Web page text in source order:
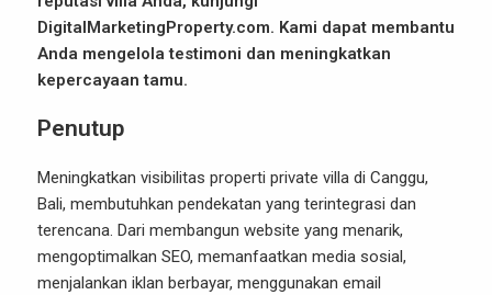
DigitalMarketingProperty.com. Kami dapat membantu
Anda mengelola testimoni dan meningkatkan
kepercayaan tamu.
Penutup
Meningkatkan visibilitas properti private villa di Canggu,
Bali, membutuhkan pendekatan yang terintegrasi dan
terencana. Dari membangun website yang menarik,
mengoptimalkan SEO, memanfaatkan media sosial,
menjalankan iklan berbayar, menggunakan email